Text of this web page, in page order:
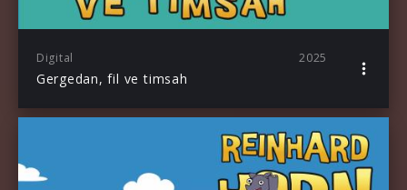
Digital 2025
Gergedan, fil ve timsah